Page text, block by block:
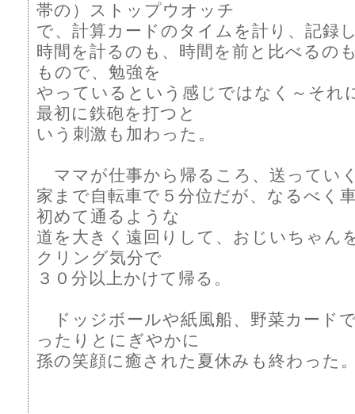
帯の）ストップウオッチ
で、計算カードのタイムを計り、記録
時間を計るのも、時間を前と比べるの
もので、勉強を
やっているという感じではなく～それ
最初に鉄砲を打つと
いう刺激も加わった。
ママが仕事から帰るころ、送ってい
家まで自転車で５分位だが、なるべ
初めて通るような
道を大きく遠回りして、おじいちゃ
クリング気分で
３０分以上かけて帰る。
ドッジボールや紙風船、野菜カード
ったりとにぎやかに
孫の笑顔に癒された夏休みも終わった